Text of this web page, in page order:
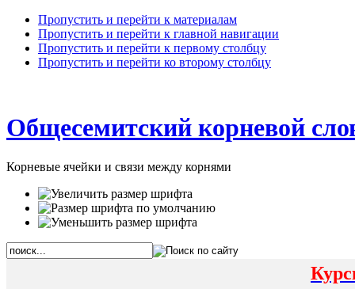
Пропустить и перейти к материалам
Пропустить и перейти к главной навигации
Пропустить и перейти к первому столбцу
Пропустить и перейти ко второму столбцу
Общесемитский корневой
Корневые ячейки и связи между корнями